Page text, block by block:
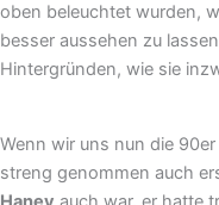
oben beleuchtet wurden,
besser aussehen zu
Hintergründen, wie sie
Wenn wir uns nun die
streng genommen auch